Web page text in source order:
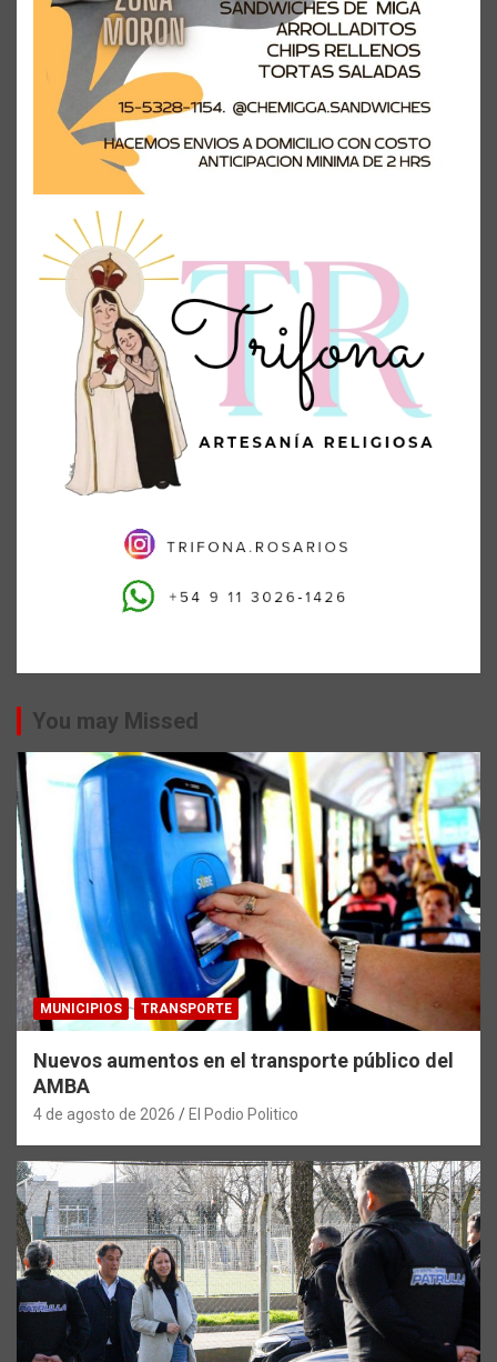
You may Missed
MUNICIPIOS TRANSPORTE
Nuevos aumentos en el transporte público del
AMBA
4 de agosto de 2026 El Podio Politico